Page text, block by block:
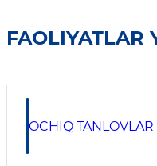
FAOLIYATLAR
OCHIQ TANLOVLAR